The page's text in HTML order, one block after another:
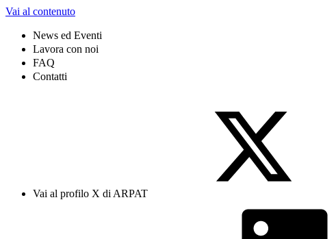
Vai al contenuto
News ed Eventi
Lavora con noi
FAQ
Contatti
Vai al profilo X di ARPAT